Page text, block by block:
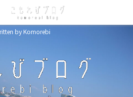
by Komorebi